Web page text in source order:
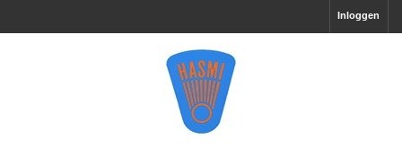
Inloggen